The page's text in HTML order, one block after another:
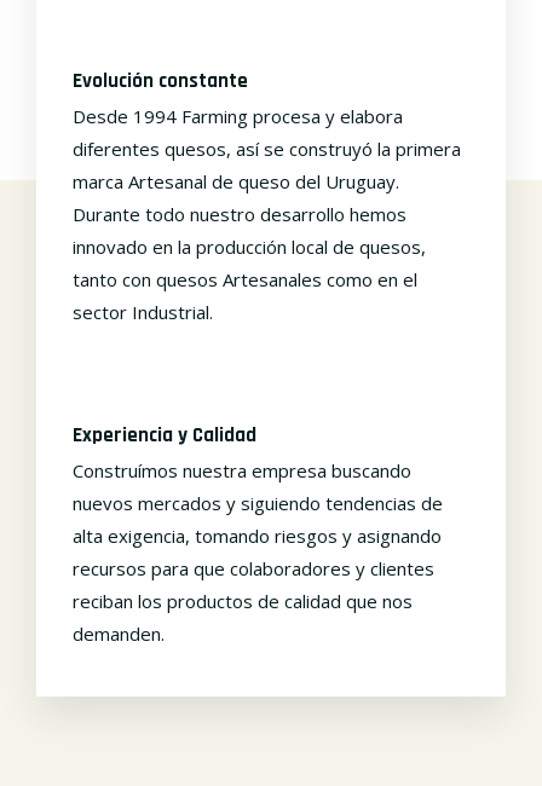
Evolución constante
Desde 1994 Farming procesa y elabora
diferentes quesos, así se construyó la primera
marca Artesanal de queso del Uruguay.
Durante todo nuestro desarrollo hemos
innovado en la producción local de quesos,
tanto con quesos Artesanales como en el
sector Industrial.
Experiencia y Calidad
Construímos nuestra empresa buscando
nuevos mercados y siguiendo tendencias de
alta exigencia, tomando riesgos y asignando
recursos para que colaboradores y clientes
reciban los productos de calidad que nos
demanden.